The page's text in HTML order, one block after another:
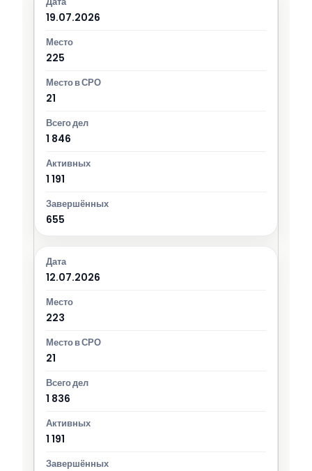
19.07.2026
225
21
1 846
1 191
655
12.07.2026
223
21
1 836
1 191